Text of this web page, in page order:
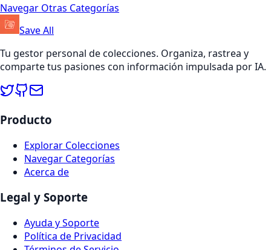
Navegar Otras Categorías
Save All
Tu gestor personal de colecciones. Organiza, rastrea y
comparte tus pasiones con información impulsada por IA.
Producto
Explorar Colecciones
Navegar Categorías
Acerca de
Legal y Soporte
Ayuda y Soporte
Política de Privacidad